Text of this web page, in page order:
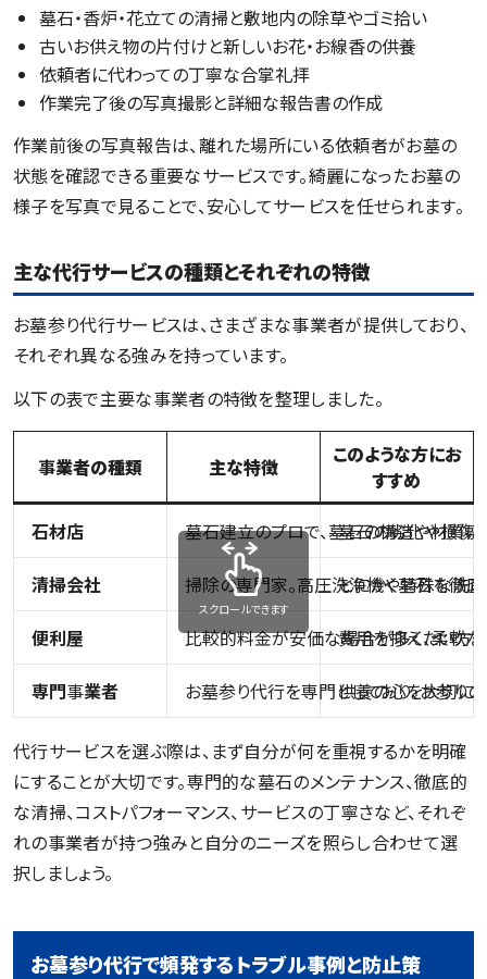
墓石・香炉・花立ての清掃と敷地内の除草やゴミ拾い
古いお供え物の片付けと新しいお花・お線香の供養
依頼者に代わっての丁寧な合掌礼拝
作業完了後の写真撮影と詳細な報告書の作成
作業前後の写真報告は、離れた場所にいる依頼者がお墓の
状態を確認できる重要なサービスです。綺麗になったお墓の
様子を写真で見ることで、安心してサービスを任せられます。
主な代行サービスの種類とそれぞれの特徴
お墓参り代行サービスは、さまざまな事業者が提供しており、
それぞれ異なる強みを持っています。
以下の表で主要な事業者の特徴を整理しました。
事業者の種類 主な特徴
このような方にお
すすめ
石材店
墓石建立のプロで、墓石の構造や材質
墓石の劣化や損傷
清掃会社 掃除の専門家。高圧洗浄機や特殊な洗
とにかく墓石を徹
便利屋 比較的料金が安価な場合が多く、柔軟
費用を抑えたい方
専門事業者 お墓参り代行を専門としており、お参り
供養の心を大切に
スクロールできます
代行サービスを選ぶ際は、まず自分が何を重視するかを明確
にすることが大切です。専門的な墓石のメンテナンス、徹底的
な清掃、コストパフォーマンス、サービスの丁寧さなど、それぞ
れの事業者が持つ強みと自分のニーズを照らし合わせて選
択しましょう。
お墓参り代行で頻発するトラブル事例と防止策